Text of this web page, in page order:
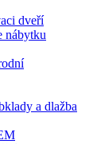
dveří
nábytku
a dlažba